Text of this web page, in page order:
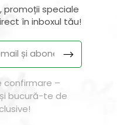
promoții speciale
în inboxul tău!
confirmare –
bucură-te de